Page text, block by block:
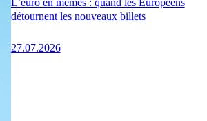
L’euro en mèmes : quand les Européens
détournent les nouveaux billets
27.07.2026